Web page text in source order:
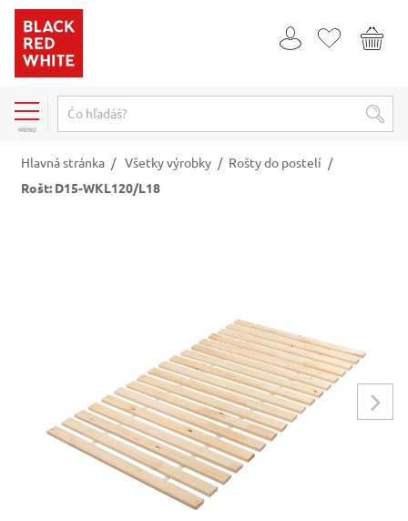
MENU
Hlavná stránka / Všetky výrobky / Rošty do postelí /
Rošt: D15-WKL120/L18